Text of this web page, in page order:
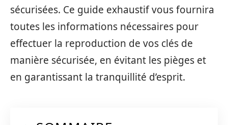
sécurisées. Ce guide exhaustif vous fournira
toutes les informations nécessaires pour
effectuer la reproduction de vos clés de
manière sécurisée, en évitant les pièges et
en garantissant la tranquillité d’esprit.